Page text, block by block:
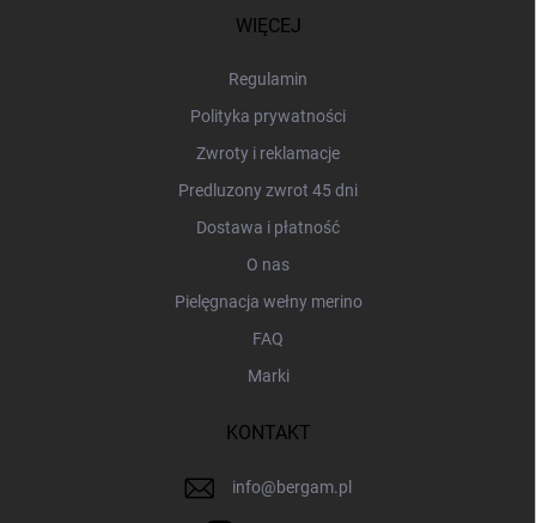
WIĘCEJ
Regulamin
Polityka prywatności
Zwroty i reklamacje
Predluzony zwrot 45 dni
Dostawa i płatność
O nas
Pielęgnacja wełny merino
FAQ
Marki
KONTAKT
info@bergam.pl